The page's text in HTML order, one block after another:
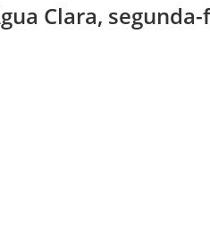
Clara,